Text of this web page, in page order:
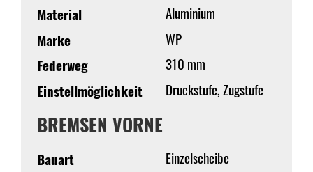
Material
Aluminium
Marke
WP
Federweg
310 mm
Einstellmöglichkeit
Druckstufe, Zugstufe
BREMSEN VORNE
Bauart
Einzelscheibe